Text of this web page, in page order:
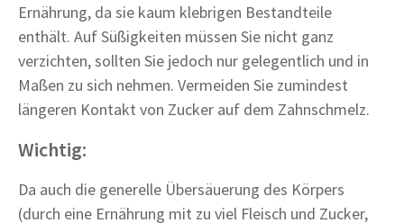
Ernährung, da sie kaum klebrigen Bestandteile
enthält. Auf Süßigkeiten müssen Sie nicht ganz
verzichten, sollten Sie jedoch nur gelegentlich und in
Maßen zu sich nehmen. Vermeiden Sie zumindest
längeren Kontakt von Zucker auf dem Zahnschmelz.
Wichtig:
Da auch die generelle Übersäuerung des Körpers
(durch eine Ernährung mit zu viel Fleisch und Zucker,